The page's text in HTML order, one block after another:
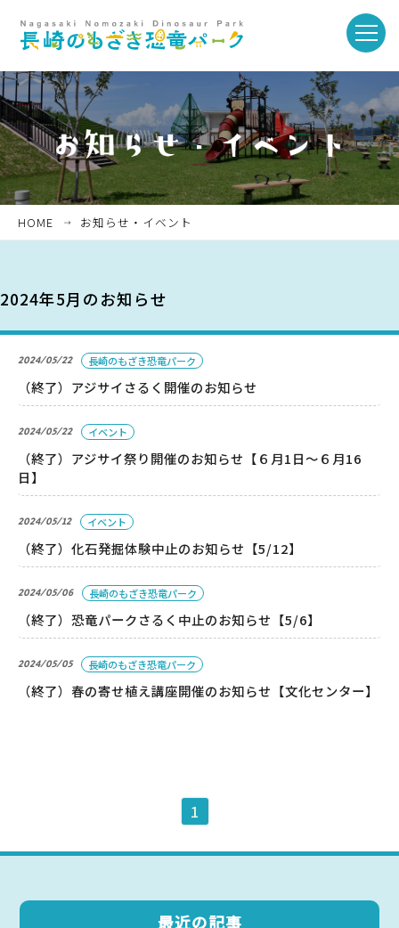
toggle
ホーム
お知らせ・イベント
長崎市恐竜博物館
水仙の丘
軍艦島資料館
野母崎文化センター
インフォメーションセンター
恐竜パーク体育館
周辺スポット
個人情報保護方針
HOME お知らせ・イベント
2024年5月のお知らせ
2024/05/22 長崎のもざき恐竜パーク
（終了）アジサイさるく開催のお知らせ
2024/05/22 イベント
（終了）アジサイ祭り開催のお知らせ【６月1日～６月16
日】
2024/05/12 イベント
（終了）化石発掘体験中止のお知らせ【5/12】
2024/05/06 長崎のもざき恐竜パーク
（終了）恐竜パークさるく中止のお知らせ【5/6】
2024/05/05 長崎のもざき恐竜パーク
（終了）春の寄せ植え講座開催のお知らせ【文化センター】
1
最近の記事